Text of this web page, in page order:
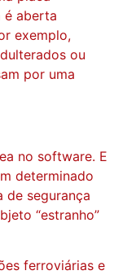
é aberta
exemplo,
ou
por uma
no software. E
determinado
de segurança
“estranho”
ferroviárias e